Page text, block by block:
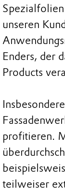
unseren
Enders, der
Products
profitieren.
teilweiser